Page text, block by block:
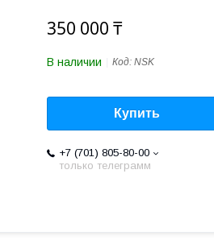
350 000 ₸
В наличии Код: NSK
Купить
+7 (701) 805-80-00
только телеграмм